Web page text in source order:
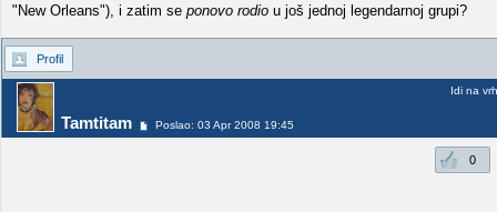
"New Orleans"), i zatim se ponovo rodio u još jednoj legendarnoj grupi?
Profil
Tamtitam Poslao: 03 Apr 2008 19:45
Idi na vrh
0